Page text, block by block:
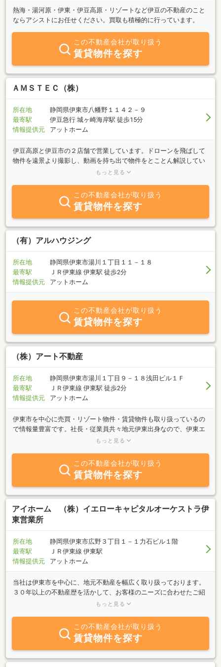
熱海・湯河原・伊東・伊豆高原・リゾートなど伊豆の不動産のこと
ならアシストにお任せください。買取も積極的に行っています。
この不動産会社が取り扱う
賃貸物件を探す
ＡＭＳＴＥＣ（株）
所在地
静岡県伊東市八幡野１１４２－９
最寄駅
伊豆急行 城ヶ崎海岸駅 徒歩15分
情報提供元
アットホーム
伊豆高原と伊豆市の２店舗で営業しています。ドローンを飛ばして
物件を遠景より撮影し、動画を持ち出で物件をとことん解説してい
ます。 物件見学のために遠くから足を運ばずとも、ネットを通
す。 皆様、そして弊社にとっても貴重な時間です。効率よく物件
選びができるうよな工夫を心がけています。中古物件は、良いとこ
ろよりも悪いところを知る必要があります。一緒に物件をよ～く見
ましょう。お付き合いさせてください。
もっと見る
この不動産会社が取り扱う
賃貸物件を探す
（有）アルハウジング
所在地
静岡県伊東市湯川１丁目１１－１８
最寄駅
ＪＲ伊東線 伊東駅 徒歩2分
情報提供元
アットホーム
この不動産会社が取り扱う
賃貸物件を探す
（株）アート不動産
所在地
静岡県伊東市湯川１丁目９－１８浅田ビル１Ｆ
最寄駅
ＪＲ伊東線 伊東駅 徒歩2分
情報提供元
アットホーム
伊東市を中心に売買・リゾート物件・賃貸物件も取り扱っているの
で情報量豊富です。社長・従業員共々地元伊東出身なので、伊東エ
リアの事は些細な事までお任せ下さい。リフォーム・新築等のご相
の設計士が対応致します。スタッフは女性がメインでお客様の視線
で親身になってご対応させて頂きますので、お気軽にご相談下さ
もっと見る
この不動産会社が取り扱う
賃貸物件を探す
アイホーム （株）イエローキャピタルオーケストラ伊
東営業所
所在地
静岡県伊東市広野３丁目１－１力石ビル１階
最寄駅
ＪＲ伊東線 伊東駅
情報提供元
アットホーム
当社は伊東市を中心に、地元不動産を幅広く取り扱っております。
３０年以上の不動産歴を活かして、お客様のニーズに合わせたご紹
介をさせていただいております。また、不動産買い取りもおこなっ
談等ならお気軽にご来店下さい。ご来店、心よりお待ちしておりま
もっと見る
この不動産会社が取り扱う
賃貸物件を探す